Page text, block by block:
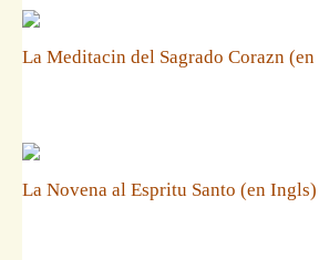
La Meditacin del Sagrado Corazn
La Novena al Espritu Santo (en Ingls)